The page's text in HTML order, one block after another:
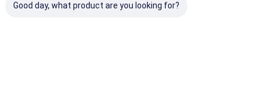
Good day, what product are you looking for?